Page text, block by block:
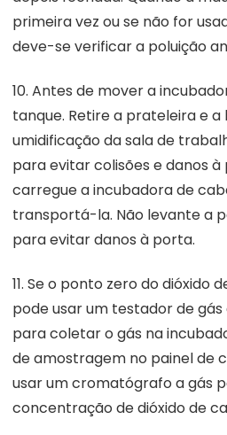
primeira vez ou se não for
deve-se verificar a poluição
10. Antes de mover a
tanque. Retire a prateleira e a
umidificação da sala de
para evitar colisões e danos à
carregue a incubadora de
transportá-la. Não levante a
para evitar danos à porta.
11. Se o ponto zero do dióxido
pode usar um testador de
para coletar o gás na
de amostragem no painel de
usar um cromatógrafo a gás
concentração de dióxido de